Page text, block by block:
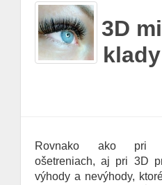
3D
Rovnako ako pri
ošetreniach, aj pri 3D
výhody a nevýhody,